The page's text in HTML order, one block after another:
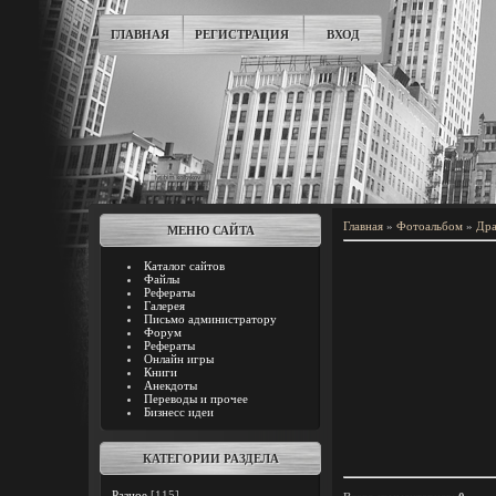
ГЛАВНАЯ РЕГИСТРАЦИЯ ВХОД
МЕНЮ САЙТА
Каталог сайтов
Файлы
Рефераты
Галерея
Письмо администратору
Форум
Рефераты
Онлайн игры
Книги
Анекдоты
Переводы и прочее
Бизнесс идеи
КАТЕГОРИИ РАЗДЕЛА
Главная » Фотоальбом »